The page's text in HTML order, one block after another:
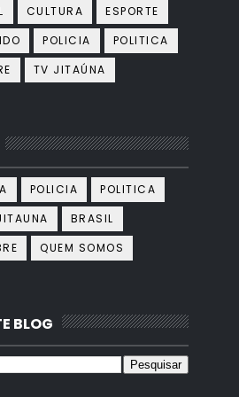
CULTURA
ESPORTE
POLICIA
POLITICA
TV JITAÚNA
POLICIA
POLITICA
BRASIL
QUEM SOMOS
BLOG